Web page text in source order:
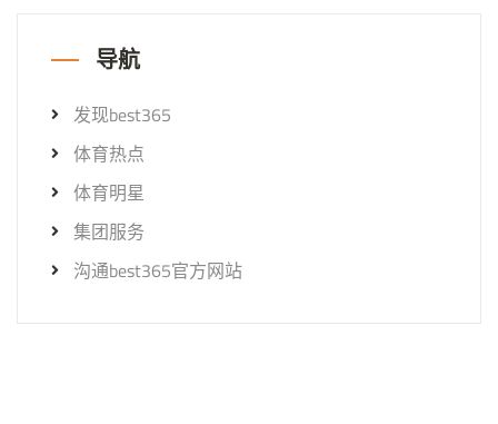
导航
发现best365
体育热点
体育明星
集团服务
沟通best365官方网站